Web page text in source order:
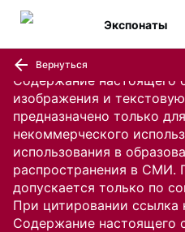
Содержание настоящего
изображения и
предназначено только
некоммерческого
использования в
распространения в СМИ.
допускается только по
При цитировании ссылка
Содержание настоящего
Экспонаты
Вернуться